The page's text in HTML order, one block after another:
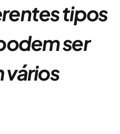
tipos
ser
vários